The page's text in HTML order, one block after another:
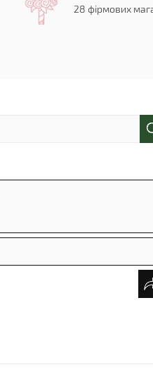
28 фірмових